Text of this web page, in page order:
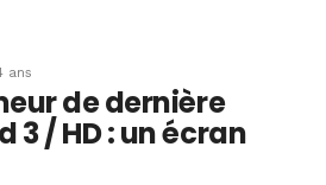
ans
de dernière
3 / HD : un écran